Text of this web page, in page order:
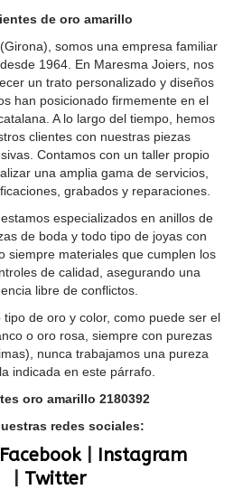
de oro amarillo
somos una empresa familiar
1964. En Maresma Joiers, nos
un trato personalizado y diseños
han posicionado firmemente en el
A lo largo del tiempo, hemos
clientes con nuestras piezas
Contamos con un taller propio
una amplia gama de servicios,
grabados y reparaciones.
especializados en anillos de
de boda y todo tipo de joyas con
siempre materiales que cumplen los
de calidad, asegurando una
libre de conflictos.
de oro y color, como puede ser el
o oro rosa, siempre con purezas
nunca trabajamos una pureza
indicada en este párrafo.
oro amarillo 2180392
redes sociales:
Facebook| Instagram
Twitter